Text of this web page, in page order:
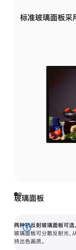
标准玻璃面板采
玻璃面板
两种抗反射玻璃面板可选。
玻璃面板可分散反射光，
持出色画质。
展
开